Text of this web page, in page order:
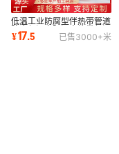
低温工业防腐型伴热带管道
防冻保温自限温电热带保温
防冻电伴热带
¥17.5 已售3000+米